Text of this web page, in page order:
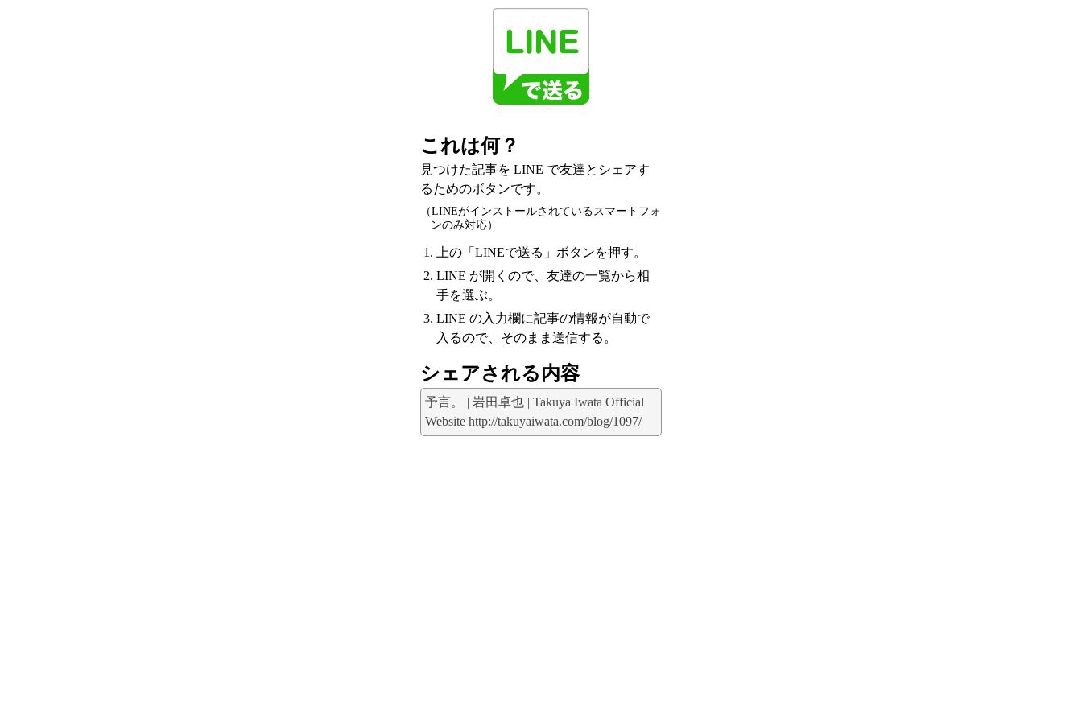
これは何？
見つけた記事を LINE で友達とシェアす
るためのボタンです。
（LINEがインストールされているスマートフォ
ンのみ対応）
上の「LINEで送る」ボタンを押す。
LINE が開くので、友達の一覧から相
手を選ぶ。
LINE の入力欄に記事の情報が自動で
入るので、そのまま送信する。
シェアされる内容
予言。 | 岩田卓也 | Takuya Iwata Official
Website http://takuyaiwata.com/blog/1097/